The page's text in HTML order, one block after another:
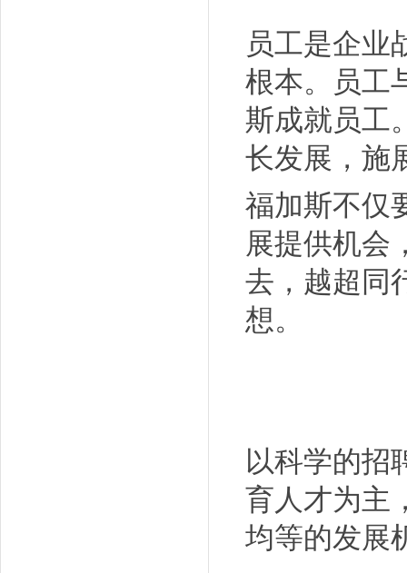
员工是企业
根本。员工
斯成就员工
长发展，施
福加斯不仅
展提供机会
去，越超同
想。
以科学的招
育人才为主
均等的发展